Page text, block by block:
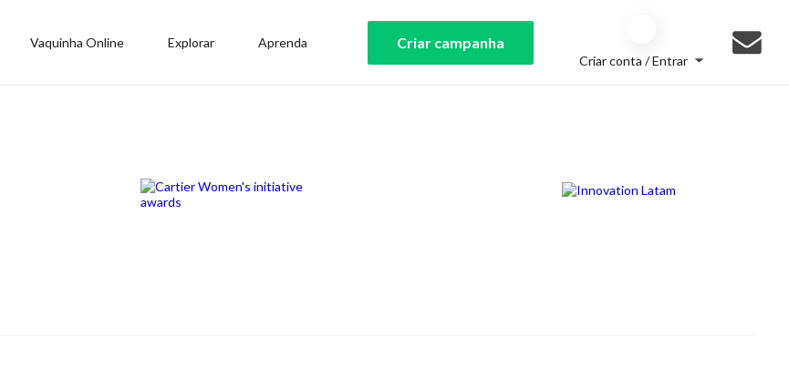
Vaquinha Online Explorar Aprenda Criar campanha
Criar conta / Entrar